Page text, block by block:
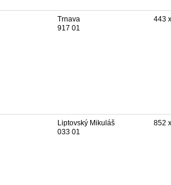
Trnava
917 01
443 x
Liptovský Mikuláš
033 01
852 x